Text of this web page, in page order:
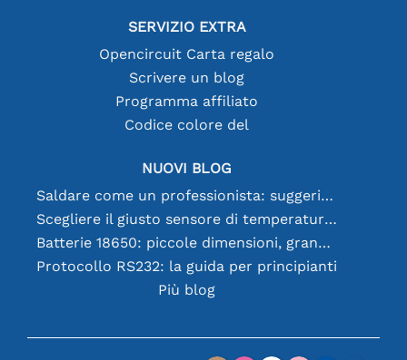
SERVIZIO EXTRA
Opencircuit Carta regalo
Scrivere un blog
Programma affiliato
Codice colore del
NUOVI BLOG
Saldare come un professionista: suggerimenti per connessioni elettroniche perfette
Scegliere il giusto sensore di temperatura [youtube]
Batterie 18650: piccole dimensioni, grandi prestazioni
Protocollo RS232: la guida per principianti
Più blog